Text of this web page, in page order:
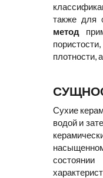
также для
метод
плотности,
Сухие
водой и
состоянии